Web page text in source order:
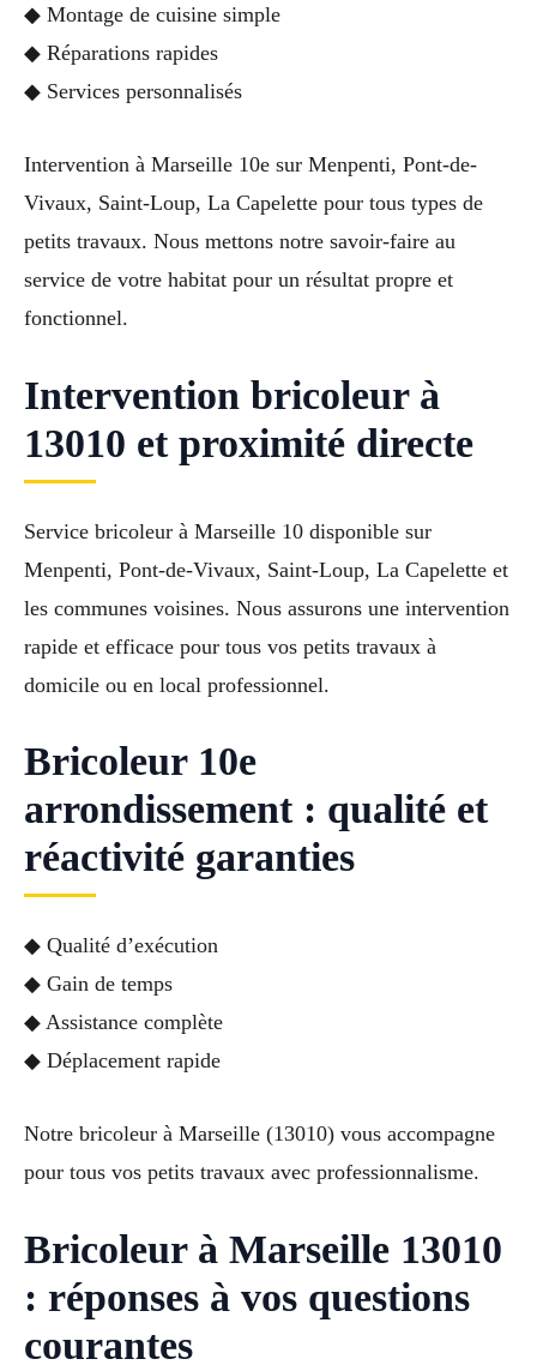
◆ Montage de cuisine simple
◆ Réparations rapides
◆ Services personnalisés
Intervention à Marseille 10e sur Menpenti, Pont-de-
Vivaux, Saint-Loup, La Capelette pour tous types de
petits travaux. Nous mettons notre savoir-faire au
service de votre habitat pour un résultat propre et
fonctionnel.
Intervention bricoleur à
13010 et proximité directe
Service bricoleur à Marseille 10 disponible sur
Menpenti, Pont-de-Vivaux, Saint-Loup, La Capelette et
les communes voisines. Nous assurons une intervention
rapide et efficace pour tous vos petits travaux à
domicile ou en local professionnel.
Bricoleur 10e
arrondissement : qualité et
réactivité garanties
◆ Qualité d’exécution
◆ Gain de temps
◆ Assistance complète
◆ Déplacement rapide
Notre bricoleur à Marseille (13010) vous accompagne
pour tous vos petits travaux avec professionnalisme.
Bricoleur à Marseille 13010
: réponses à vos questions
courantes